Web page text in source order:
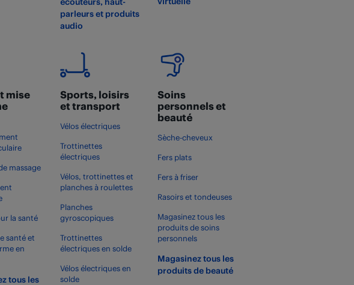
parleurs et produits
audio
mise
massage
la santé
santé et
en
tous les
Sports, loisirs
et transport
Vélos électriques
Trottinettes
électriques
Vélos, trottinettes et
planches à roulettes
Planches
gyroscopiques
Trottinettes
électriques en solde
Vélos électriques en
solde
Soins
personnels et
beauté
Sèche-cheveux
Fers plats
Fers à friser
Rasoirs et tondeuses
Magasinez tous les
produits de soins
personnels
Magasinez tous les
produits de beauté